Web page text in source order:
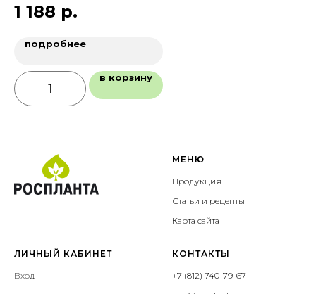
1 188 р.
подробнее
в корзину
МЕНЮ
Продукция
Статьи и рецепты
Карта сайта
ЛИЧНЫЙ КАБИНЕТ
Вход
КОНТАКТЫ
+7 (812) 740-79-67